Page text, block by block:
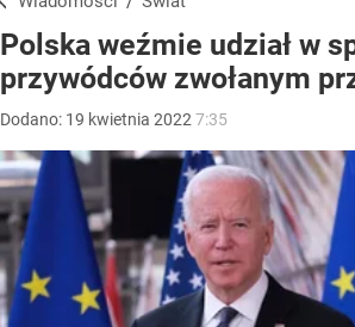
Polska weźmie udział w
przywódców zwołanym
Dodano: 19 kwietnia 2022 7:35